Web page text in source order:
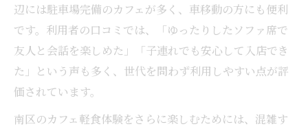
南区で見つけるヘルシーなカフェ軽食特集
カフェで手軽に味わえるランチ軽食の魅力
おしゃれカフェで叶う気軽な軽食ランチ体
験
古民家カフェに癒される伏見区の午後
伏見区の古民家カフェで過ごす静かな午後
辺には駐車場完備のカフェが多く、車移動の方にも便利
です。利用者の口コミでは、「ゆったりしたソファ席で
友人と会話を楽しめた」「子連れでも安心して入店でき
た」という声も多く、世代を問わず利用しやすい点が評
価されています。
南区のカフェ軽食体験をさらに楽しむためには、混雑す